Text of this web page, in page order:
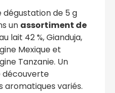
de 5 g
un assortiment de
lait 42 %, Gianduja,
Mexique et
Tanzanie. Un
découverte
aromatiques variés.